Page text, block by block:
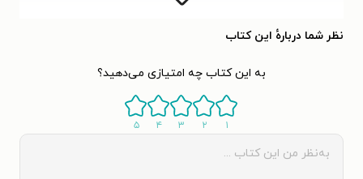
تحصیل در دانشگاه تگزاس آستین، اولین اثرش را با نام «میداس
«کاترین کندال» منتشر کرد. کاترین با آدام گرانت (نویسنده محبوب
کودکان) ازدواج کرد؛ و همراه با او کتاب‌های بسیاری برای کودکان
نوشت.
نظر شما دربارهٔ این کتاب
به این کتاب چه امتیازی می‌دهید؟
۱ ۲ ۳ ۴ ۵